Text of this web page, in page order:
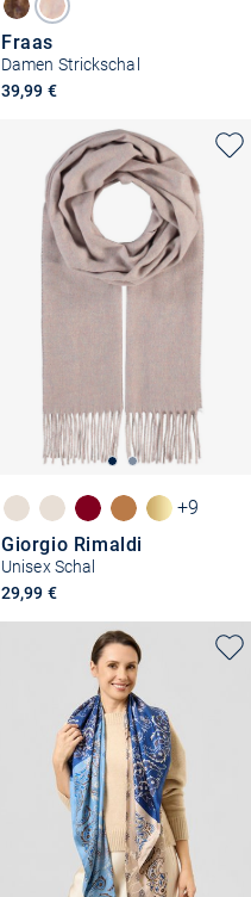
Fraas
Damen Strickschal
39,99 €
+9
Giorgio Rimaldi
Unisex Schal
29,99 €